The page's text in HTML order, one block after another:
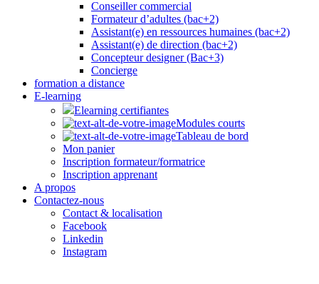
Conseiller commercial
Formateur d’adultes (bac+2)
Assistant(e) en ressources humaines (bac+2)
Assistant(e) de direction (bac+2)
Concepteur designer (Bac+3)
Concierge
formation a distance
E-learning
Elearning certifiantes
Modules courts
Tableau de bord
Mon panier
Inscription formateur/formatrice
Inscription apprenant
A propos
Contactez-nous
Contact & localisation
Facebook
Linkedin
Instagram